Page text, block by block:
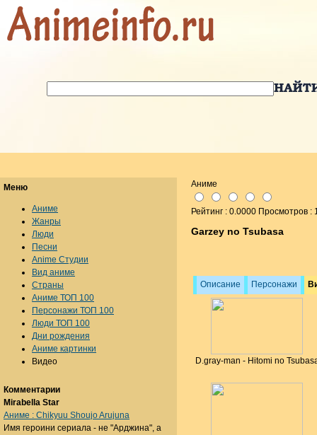
Аниме
Рейтинг : 0.0000 Просмотров :
Garzey no Tsubasa
Описание Персонажи
D.gray-man - Hitomi no
Меню
Аниме
Жанры
Люди
Песни
Anime Студии
Вид аниме
Страны
Аниме ТОП 100
Персонажи ТОП 100
Люди ТОП 100
Дни рождения
Аниме картинки
Видео
Комментарии
Mirabella Star
Аниме : Chikyuu Shoujo Arujuna
Имя героини сериала - не "Арджина", а